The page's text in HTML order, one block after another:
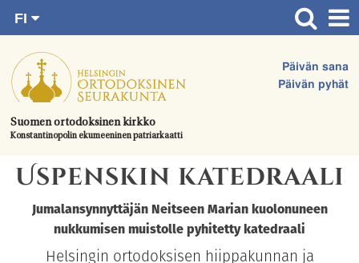
suoraan
sisältöön.
Suomen ortodoksinen kirkko
Konstantinopolin ekumeeninen patriarkaatti
Päivän sana
Päivän pyhät
FI
SV
EN
UA
Etusivu
Ajankohtaista
Juhlat & toimitukset
Kirkot
Apua & tukea
Tule mukaan
Uspenskin katedraali
Jumalansynnyttäjän Neitseen Marian kuolonuneen
nukkumisen muistolle pyhitetty katedraali
Helsingin ortodoksisen hiippakunnan ja